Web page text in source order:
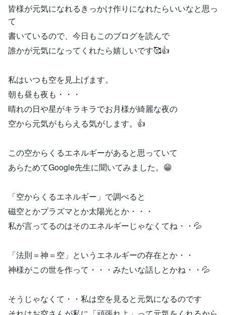
皆様が元気になれるきっかけ作りになれたらいいなと思っ
て
書いているので、今日もこのブログを読んで
誰かが元気になってくれたら嬉しいです🥰👍
私はいつも空を見上げます。
朝も昼も夜も・・・
晴れの日や星がキラキラでお月様が綺麗な夜の
空から元気がもらえる気がします。👍
この空からくるエネルギーがあると思っていて
あらためてGoogle先生に聞いてみました。😁
「空からくるエネルギー」で調べると
磁空とかプラズマとか太陽光とか・・・
私が言ってるのはそのエネルギーじゃなくてね・・💦
「法則＝神＝空」というエネルギーの存在とか・・
神様がこの世を作って・・・みたいな話しとかね・・💦
そうじゃなくて・・私は空を見ると元気になるのです